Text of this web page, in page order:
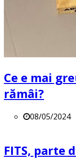
Ce e mai
rămâi?
08/05/2024
FITS, parte